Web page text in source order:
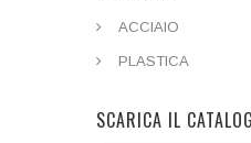
ACCIAIO
PLASTICA
SCARICA IL